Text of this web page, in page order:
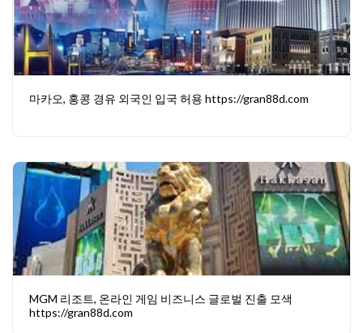
마카오, 홍콩 경유 외국인 입국 허용 https://gran88d.com
MGM 리조트, 온라인 게임 비즈니스 글로벌 진출 모색
https://gran88d.com